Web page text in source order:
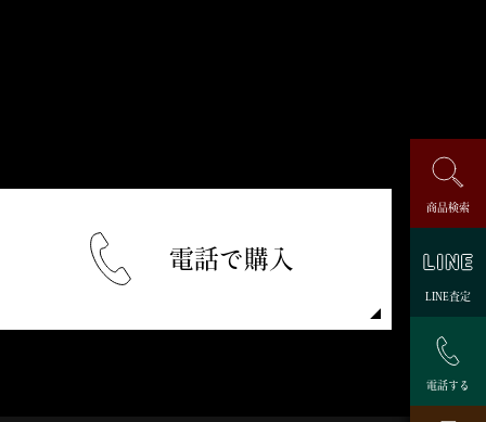
電話で購入
商品検索
LINE査定
電話する